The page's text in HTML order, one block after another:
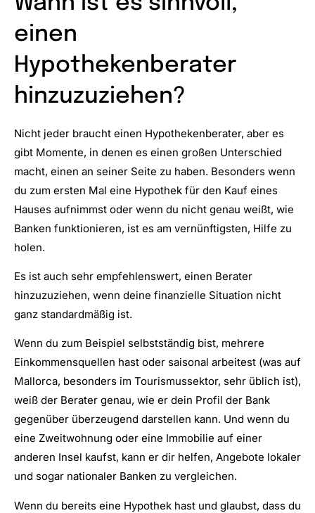
einen
Hypothekenberater
hinzuzuziehen?
Nicht jeder braucht einen Hypothekenberater, aber es
gibt Momente, in denen es einen großen Unterschied
macht, einen an seiner Seite zu haben. Besonders wenn
du zum ersten Mal eine Hypothek für den Kauf eines
Hauses aufnimmst oder wenn du nicht genau weißt, wie
Banken funktionieren, ist es am vernünftigsten, Hilfe zu
holen.
Es ist auch sehr empfehlenswert, einen Berater
hinzuzuziehen, wenn deine finanzielle Situation nicht
ganz standardmäßig ist.
Wenn du zum Beispiel selbstständig bist, mehrere
Einkommensquellen hast oder saisonal arbeitest (was auf
Mallorca, besonders im Tourismussektor, sehr üblich ist),
weiß der Berater genau, wie er dein Profil der Bank
gegenüber überzeugend darstellen kann. Und wenn du
eine Zweitwohnung oder eine Immobilie auf einer
anderen Insel kaufst, kann er dir helfen, Angebote lokaler
und sogar nationaler Banken zu vergleichen.
Wenn du bereits eine Hypothek hast und glaubst, dass du